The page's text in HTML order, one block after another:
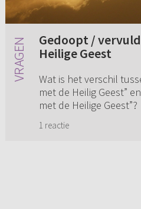
Gedoopt /
Heilige Geest
Wat is het verschil
met de Heilig Geest”
met de Heilige Geest”?
1 reactie